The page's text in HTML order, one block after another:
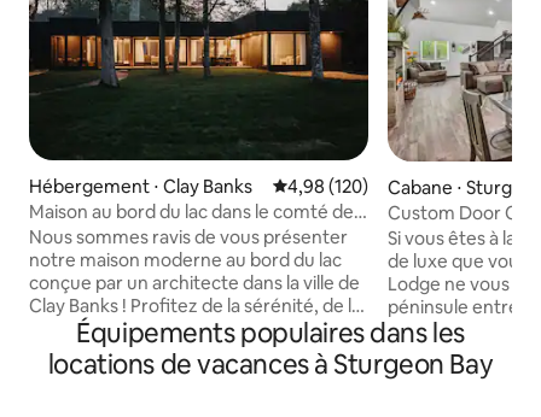
Hébergement ⋅ Clay Banks Évaluation moyenne sur la
4,98 (120)
Maison au bord du lac dans le comté de
Door, à 50 min du stade Lambeau Field
Nous sommes ravis de vous présenter
notre maison moderne au bord du lac
conçue par un architecte dans la ville de
Clay Banks ! Profitez de la sérénité, de la
vue imprenable sur le lac Michigan
depuis une terrasse arrière isolée et de
grandes fenêtres dans chaque pièce de
Cabane ⋅
Custom Door Co
12
Si vous êtes à la
de luxe que vous
Lodge ne vous
péninsule entre
dans le comté de
suffisamment
l'intimité, mais
Équipements populaires dans les
locations de vacances à Sturgeon Bay